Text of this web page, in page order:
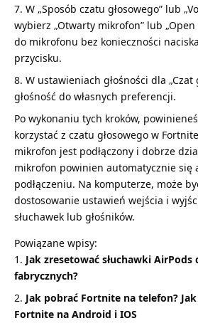
W „Sposób czatu głosowego” lub
wybierz „Otwarty mikrofon” lub
do mikrofonu bez konieczności
przycisku.
W ustawieniach głośności dla „Czat
głośność do własnych preferencji.
Po wykonaniu tych kroków,
korzystać z czatu głosowego w
mikrofon jest podłączony i dobrze
mikrofon powinien automatycznie się
podłączeniu. Na komputerze, może
dostosowanie ustawień wejścia i
słuchawek lub głośników.
Powiązane wpisy:
Jak zresetować słuchawki
fabrycznych?
Jak pobrać Fortnite na telefon?
Fortnite na Android i IOS